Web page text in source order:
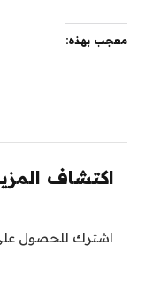
معجب بهذه:
اكتشاف
اشترك للحصول